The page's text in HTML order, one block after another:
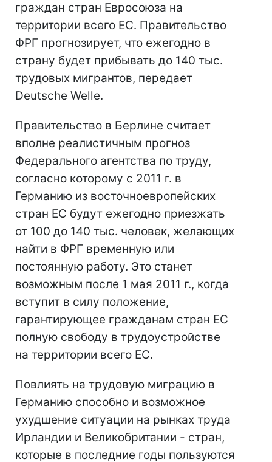
граждан стран Евросоюза на
территории всего ЕС. Правительство
ФРГ прогнозирует, что ежегодно в
страну будет прибывать до 140 тыс.
трудовых мигрантов, передает
Deutsche Welle.
Правительство в Берлине считает
вполне реалистичным прогноз
Федерального агентства по труду,
согласно которому с 2011 г. в
Германию из восточноевропейских
стран ЕС будут ежегодно приезжать
от 100 до 140 тыс. человек, желающих
найти в ФРГ временную или
постоянную работу. Это станет
возможным после 1 мая 2011 г., когда
вступит в силу положение,
гарантирующее гражданам стран ЕС
полную свободу в трудоустройстве
на территории всего ЕС.
Повлиять на трудовую миграцию в
Германию способно и возможное
ухудшение ситуации на рынках труда
Ирландии и Великобритании - стран,
которые в последние годы пользуются